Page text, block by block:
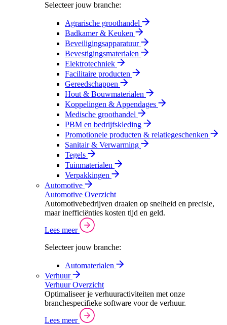
Selecteer jouw branche:
Agrarische groothandel
Badkamer & Keuken
Beveiligingsapparatuur
Bevestigingsmaterialen
Elektrotechniek
Facilitaire producten
Gereedschappen
Hout & Bouwmaterialen
Koppelingen & Appendages
Medische groothandel
PBM en bedrijfskleding
Promotionele producten & relatiegeschenken
Sanitair & Verwarming
Tegels
Tuinmaterialen
Verpakkingen
Automotive
Automotive Overzicht
Automotivebedrijven draaien op snelheid en precisie,
maar inefficiënties kosten tijd en geld.
Lees meer
Selecteer jouw branche:
Automaterialen
Verhuur
Verhuur Overzicht
Optimaliseer je verhuuractiviteiten met onze
branchespecifieke software voor de verhuur.
Lees meer